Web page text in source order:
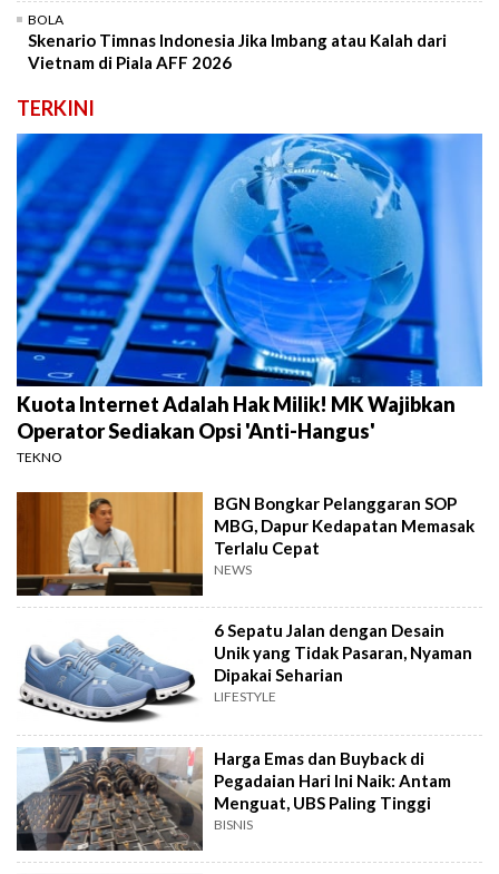
BOLA
Skenario Timnas Indonesia Jika Imbang atau Kalah dari
Vietnam di Piala AFF 2026
TERKINI
Kuota Internet Adalah Hak Milik! MK Wajibkan
Operator Sediakan Opsi 'Anti-Hangus'
TEKNO
BGN Bongkar Pelanggaran SOP
MBG, Dapur Kedapatan Memasak
Terlalu Cepat
NEWS
6 Sepatu Jalan dengan Desain
Unik yang Tidak Pasaran, Nyaman
Dipakai Seharian
LIFESTYLE
Harga Emas dan Buyback di
Pegadaian Hari Ini Naik: Antam
Menguat, UBS Paling Tinggi
BISNIS